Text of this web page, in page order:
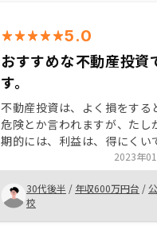
5.0
おすすめな不動産投資
す。
不動産投資は、よく損をする
危険とか言われますが、たし
期的には、利益は、得にくい
しかし、長期的にみると、合
投資だと思います。投資は、
任であることは、間違いあり
ん。自分で、デメリットも含
当者に質問して納得してから
2023年
30代後半 / 年収600万円台 /
校